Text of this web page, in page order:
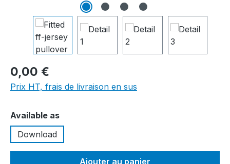
0,00 €
Prix HT, frais de livraison en sus
Sélectionnez
Available as
Download
Ajouter au panier